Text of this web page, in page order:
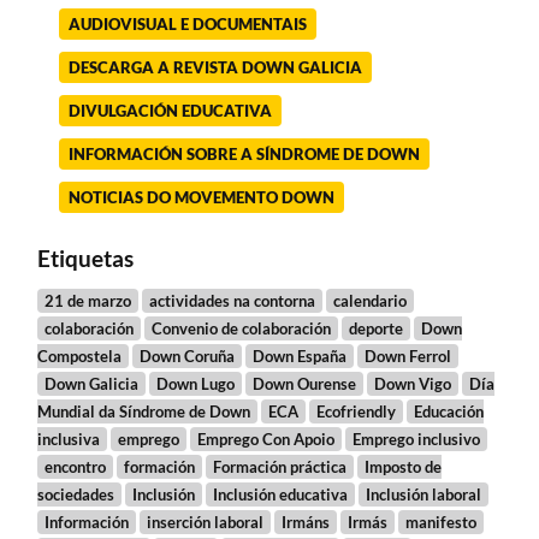
AUDIOVISUAL E DOCUMENTAIS
DESCARGA A REVISTA DOWN GALICIA
DIVULGACIÓN EDUCATIVA
INFORMACIÓN SOBRE A SÍNDROME DE DOWN
NOTICIAS DO MOVEMENTO DOWN
Etiquetas
21 de marzo actividades na contorna
calendario
colaboración
Convenio de colaboración deporte
Down
Compostela
Down Coruña Down España
Down Ferrol
Down Galicia
Down Lugo Down Ourense Down Vigo
Día
Mundial da Síndrome de Down
ECA Ecofriendly
Educación
inclusiva
emprego Emprego Con Apoio
Emprego inclusivo
encontro
formación Formación práctica
Imposto de
sociedades
Inclusión Inclusión educativa
Inclusión laboral
Información
inserción laboral Irmáns Irmás
manifesto